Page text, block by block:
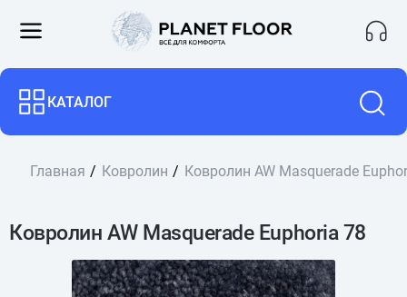
КАТАЛОГ
Главная Ковролин Ковролин AW Masquerade
Ковролин AW Masquerade Euphoria 78